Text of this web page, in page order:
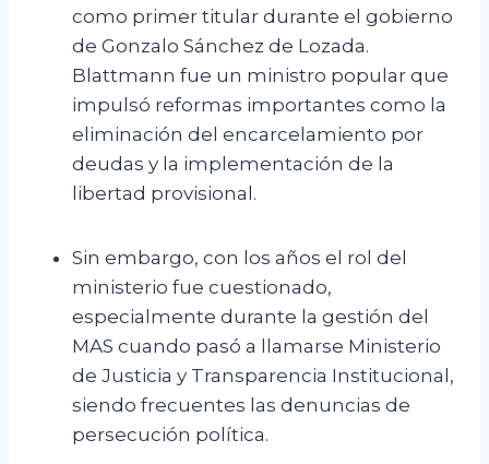
como primer titular durante el gobierno
de Gonzalo Sánchez de Lozada.
Blattmann fue un ministro popular que
impulsó reformas importantes como la
eliminación del encarcelamiento por
deudas y la implementación de la
libertad provisional.
Sin embargo, con los años el rol del
ministerio fue cuestionado,
especialmente durante la gestión del
MAS cuando pasó a llamarse Ministerio
de Justicia y Transparencia Institucional,
siendo frecuentes las denuncias de
persecución política.